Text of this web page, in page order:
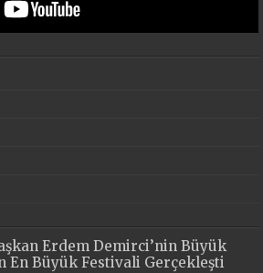
Erdem Demirci’nin Büyük
En Büyük Festivali Gerçekleşti